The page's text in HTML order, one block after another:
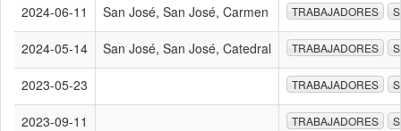
2024-06-11 San José, San José, Carmen TRABAJADORES
2024-05-14 San José, San José, Catedral TRABAJADORES
2023-05-23 TRABAJADORES
2023-09-11 TRABAJADORES